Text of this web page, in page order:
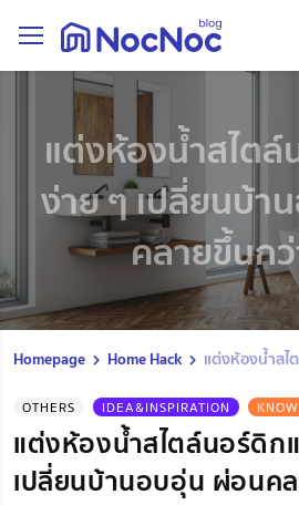
แต่งห้องน้ำสไต
ง่าย ๆ เปลี่ยนบ้า
คลายขึ้นกว่
Homepage Home Hack แต่งห้องน้ำสไ
OTHERS IDEA&INSPIRATION
แต่งห้องน้ำสไตล์นอร์ดิก
เปลี่ยนบ้านอบอุ่น ผ่อนค